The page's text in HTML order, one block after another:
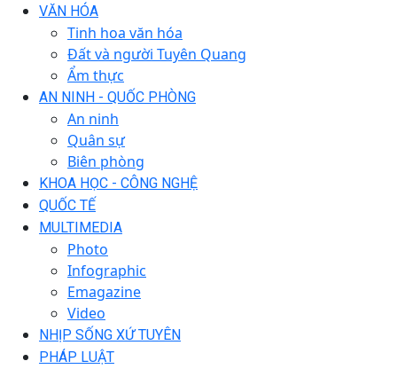
VĂN HÓA
Tinh hoa văn hóa
Đất và người Tuyên Quang
Ẩm thực
AN NINH - QUỐC PHÒNG
An ninh
Quân sự
Biên phòng
KHOA HỌC - CÔNG NGHỆ
QUỐC TẾ
MULTIMEDIA
Photo
Infographic
Emagazine
Video
NHỊP SỐNG XỨ TUYÊN
PHÁP LUẬT